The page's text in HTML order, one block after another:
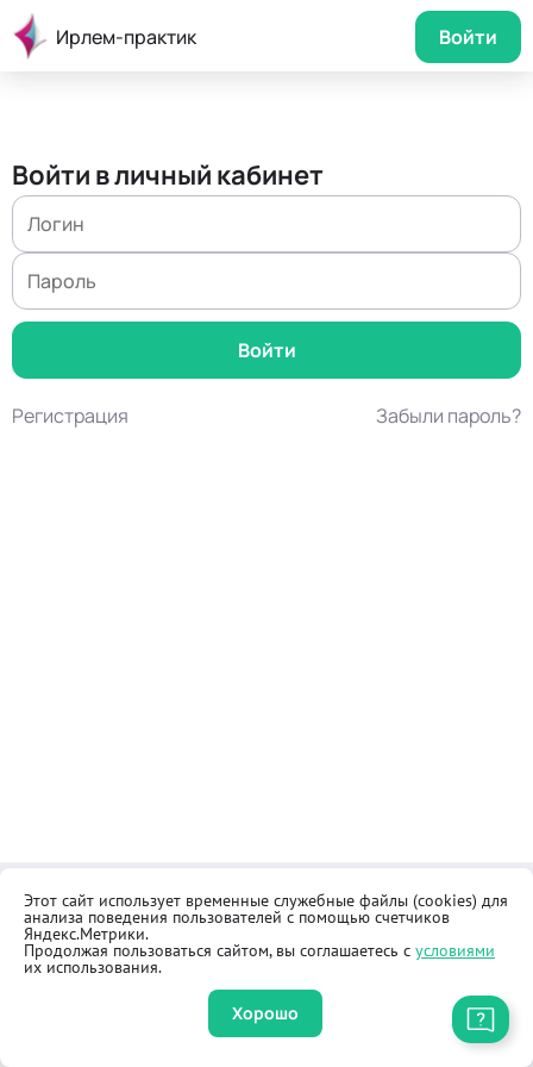
Ирлем-практик Войти
Войти в личный кабинет
Регистрация Забыли пароль?
Контакты
Как купить
Общественная приёмная
Реквизиты
Оферта
Правила продажи товаров
Этот сайт использует временные служебные файлы (cookies) для
анализа поведения пользователей с помощью счетчиков
Яндекс.Метрики.
Продолжая пользоваться сайтом, вы соглашаетесь с условиями
их использования.
Хорошо